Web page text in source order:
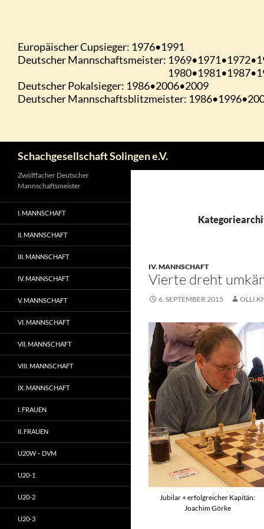
Schachgesellschaft Solingen e.V.
IV. MANNSCHAFT
Vierte dreht
6. SEPTEMBER 2015 OLLI
Jubilar + erfolgreicher Kapitän:
Joachim Görke
Zwölffacher Deutscher
Mannschaftsmeister
I. MANNSCHAFT
II. MANNSCHAFT
III. MANNSCHAFT
IV. MANNSCHAFT
V. MANNSCHAFT
VI. MANNSCHAFT
VII. MANNSCHAFT
VIII. MANNSCHAFT
IX. MANNSCHAFT
I. FRAUEN
II. FRAUEN
U20W – DVM
U20-1
U20-2
U20-3